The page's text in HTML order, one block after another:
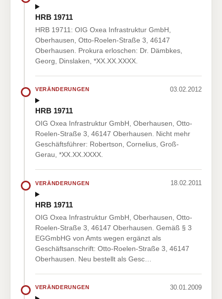
HRB 19711
HRB 19711: OIG Oxea Infrastruktur GmbH,
Oberhausen, Otto-Roelen-Straße 3, 46147
Oberhausen. Prokura erloschen: Dr. Dämbkes,
Georg, Dinslaken, *XX.XX.XXXX.
VERÄNDERUNGEN 03.02.2012
HRB 19711
OIG Oxea Infrastruktur GmbH, Oberhausen, Otto-
Roelen-Straße 3, 46147 Oberhausen. Nicht mehr
Geschäftsführer: Robertson, Cornelius, Groß-
Gerau, *XX.XX.XXXX.
VERÄNDERUNGEN 18.02.2011
HRB 19711
OIG Oxea Infrastruktur GmbH, Oberhausen, Otto-
Roelen-Straße 3, 46147 Oberhausen. Gemäß § 3
EGGmbHG von Amts wegen ergänzt als
Geschäftsanschrift: Otto-Roelen-Straße 3, 46147
Oberhausen. Neu bestellt als Gesc…
VERÄNDERUNGEN 30.01.2009